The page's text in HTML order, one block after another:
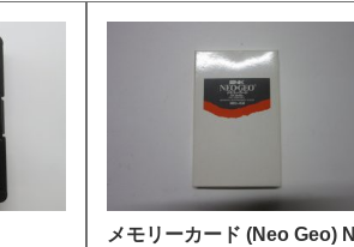
メモリーカード (Neo Geo) N